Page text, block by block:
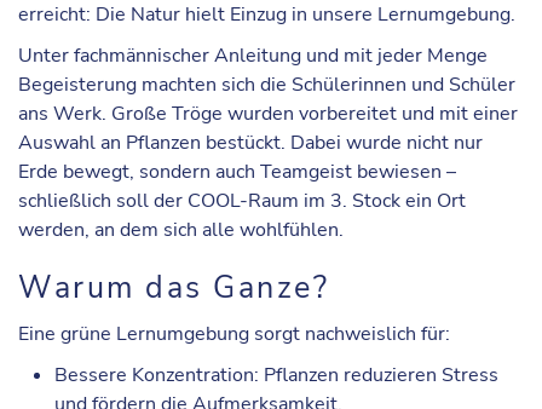
erreicht: Die Natur hielt Einzug in unsere Lernumgebung.
Unter fachmännischer Anleitung und mit jeder Menge
Begeisterung machten sich die Schülerinnen und Schüler
ans Werk. Große Tröge wurden vorbereitet und mit einer
Auswahl an Pflanzen bestückt. Dabei wurde nicht nur
Erde bewegt, sondern auch Teamgeist bewiesen –
schließlich soll der COOL-Raum im 3. Stock ein Ort
werden, an dem sich alle wohlfühlen.
Warum das Ganze?
Eine grüne Lernumgebung sorgt nachweislich für:
Bessere Konzentration: Pflanzen reduzieren Stress